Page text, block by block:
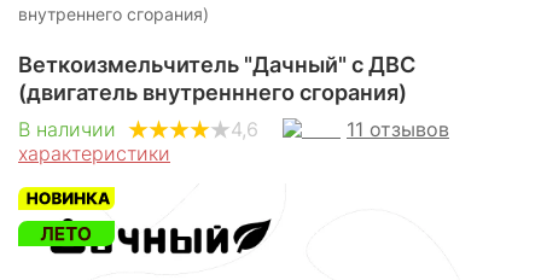
внутреннего сгорания)
Веткоизмельчитель "Дачный" с ДВС
(двигатель внутренннего сгорания)
В наличии 4,6 11 отзывов
характеристики